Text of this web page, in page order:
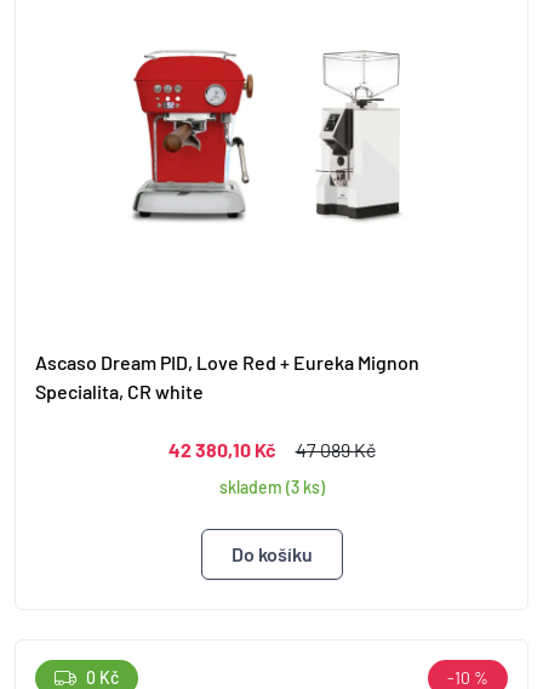
Ascaso Dream PID, Love Red + Eureka Mignon
Specialita, CR white
42 380,10 Kč 47 089 Kč
skladem (3 ks)
0 Kč -10 %